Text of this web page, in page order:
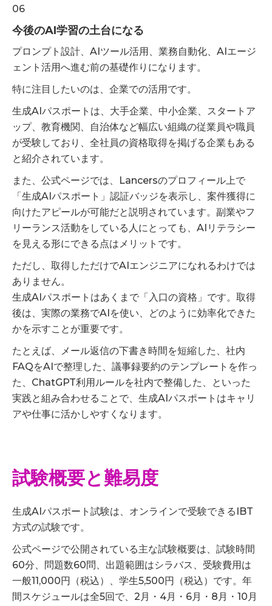
06
今後のAI学習の土台になる
プロンプト設計、AIツール活用、業務自動化、AIエージ
ェント活用へ進む前の基礎作りになります。
特に注目したいのは、企業での活用です。
生成AIパスポートは、大手企業、中小企業、スタートア
ップ、教育機関、自治体など幅広い組織の従業員や職員
が受験しており、全社員の資格取得を掲げる企業もある
と紹介されています。
また、公式ページでは、Lancersのプロフィール上で
「生成AIパスポート」認証バッジを表示し、案件獲得に
向けたアピールが可能だと説明されています。副業やフ
リーランス活動をしている人にとっても、AIリテラシー
を見える形にできる点はメリットです。
ただし、取得しただけでAIエンジニアになれるわけでは
ありません。
生成AIパスポートはあくまで「入口の資格」です。取得
後は、実際の業務でAIを使い、どのように効率化できた
かを示すことが重要です。
たとえば、メール返信の下書き時間を短縮した、社内
FAQをAIで整理した、議事録要約のテンプレートを作っ
た、ChatGPT利用ルールを社内で整備した、といった
実践と組み合わせることで、生成AIパスポートはキャリ
アや仕事に活かしやすくなります。
試験概要と難易度
生成AIパスポート試験は、オンラインで受験できるIBT
方式の試験です。
公式ページで公開されている主な試験概要は、試験時間
60分、問題数60問、出題範囲はシラバス、受験費用は
一般11,000円（税込）、学生5,500円（税込）です。年
間スケジュールは全5回で、2月・4月・6月・8月・10月